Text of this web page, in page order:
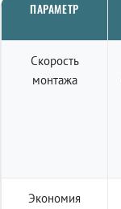
ПАРАМЕТР
Скорость
монтажа
Экономия